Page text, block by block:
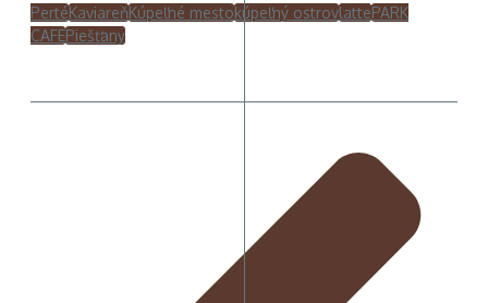
PertéKaviareňKúpeľné mestokúpeľný ostrovlattePARK
CAFEPiešťany